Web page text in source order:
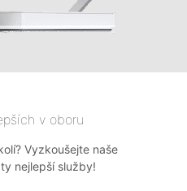
v oboru
Vyzkoušejte naše
nejlepší služby!